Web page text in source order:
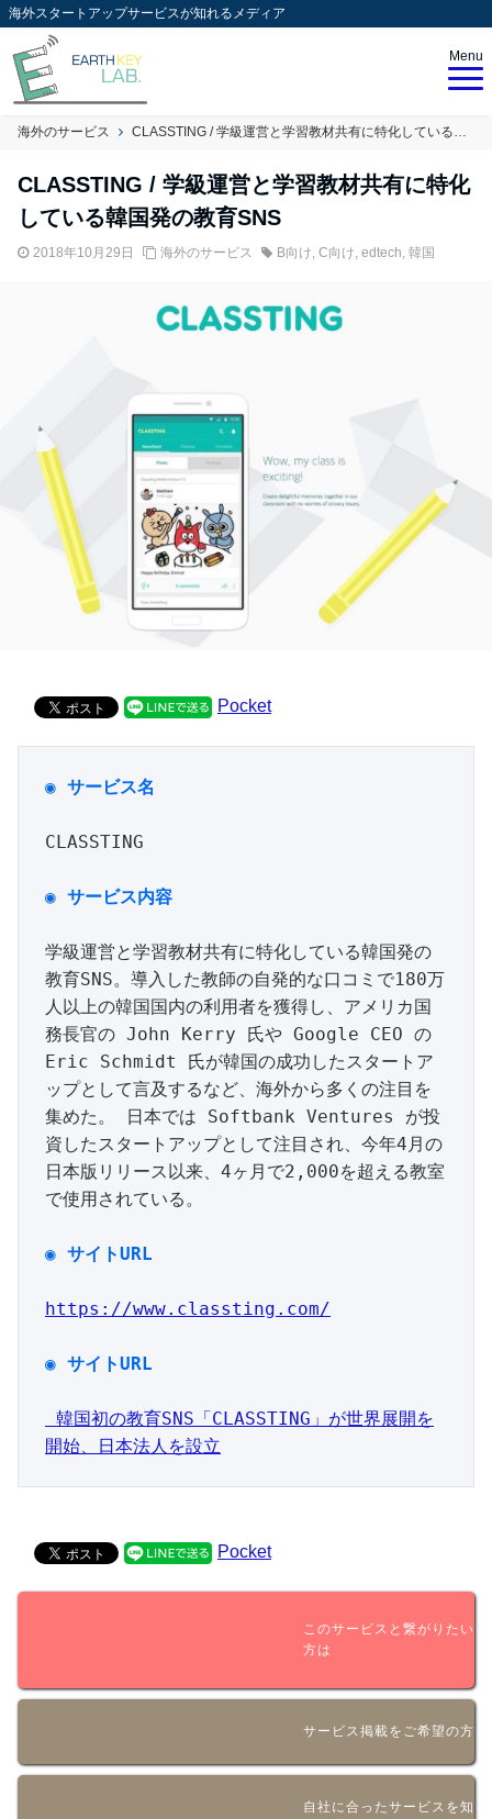
海外スタートアップサービスが知れるメディア
Menu
海外のサービス CLASSTING / 学級運営と学習教材共有に特化している韓国発の教育SNS
CLASSTING / 学級運営と学習教材共有に特化
している韓国発の教育SNS
2018年10月29日 海外のサービス B向け, C向け, edtech, 韓国
Pocket
◉ サービス名
CLASSTING
学級運営と学習教材共有に特化している韓国発の
教育SNS。導入した教師の自発的な口コミで180万
人以上の韓国国内の利用者を獲得し、アメリカ国
務長官の John Kerry 氏や Google CEO の
Eric Schmidt 氏が韓国の成功したスタートア
ップとして言及するなど、海外から多くの注目を
集めた。 日本では Softbank Ventures が投
資したスタートアップとして注目され、今年4月の
日本版リリース以来、4ヶ月で2,000を超える教室
で使用されている。
◉ サイトURL
https://www.classting.com/
◉ サイトURL
開始、日本法人を設立
Pocket
このサービスと繋がりたい
方は
サービス掲載をご希望の方
自社に合ったサービスを知